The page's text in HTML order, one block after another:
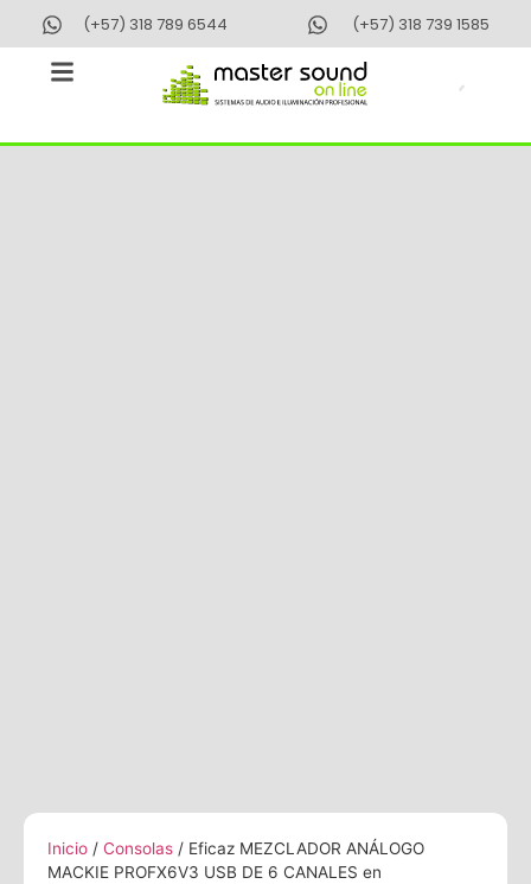
contenido
(+57) 318 789 6544 (+57) 318 739 1585
Inicio / Consolas / Eficaz MEZCLADOR ANÁLOGO
MACKIE PROFX6V3 USB DE 6 CANALES en